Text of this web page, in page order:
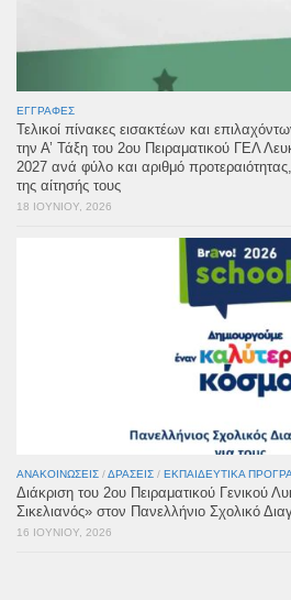
ΕΓΓΡΑΦΈΣ
Τελικοί πίνακες εισακτέων και
την Α’ Τάξη του 2ου Πειραματικού ΓΕΛ
2027 ανά φύλο και αριθμό
της αίτησής τους
18 ΙΟΥΝΊΟΥ, 2026
ΑΝΑΚΟΙΝΏΣΕΙΣ /ΔΡΆΣΕΙΣ / ΕΚΠΑΙΔΕΥΤΙΚΆ
Διάκριση του 2ου Πειραματικού Γενικού
Σικελιανός» στον Πανελλήνιο Σχολικό
16 ΙΟΥΝΊΟΥ, 2026